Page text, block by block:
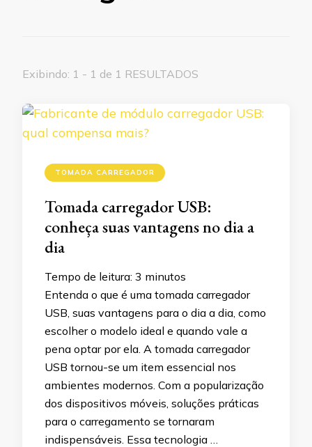
Exibindo: 1 - 1 de 1 RESULTADOS
TOMADA CARREGADOR
Tomada carregador USB:
conheça suas vantagens no dia a
dia
Tempo de leitura: 3 minutos
Entenda o que é uma tomada carregador
USB, suas vantagens para o dia a dia, como
escolher o modelo ideal e quando vale a
pena optar por ela. A tomada carregador
USB tornou-se um item essencial nos
ambientes modernos. Com a popularização
dos dispositivos móveis, soluções práticas
para o carregamento se tornaram
indispensáveis. Essa tecnologia …